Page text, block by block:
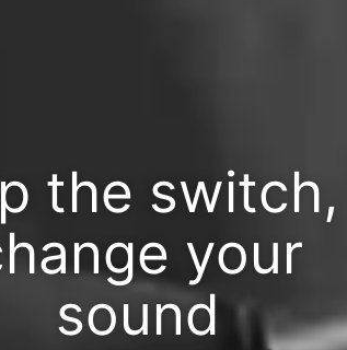
the switch,
your
sound